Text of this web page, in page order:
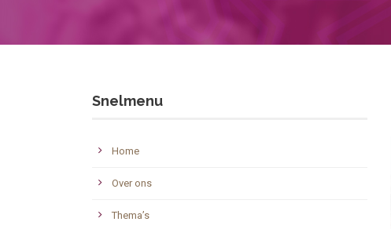
Snelmenu
Home
Over ons
Thema’s